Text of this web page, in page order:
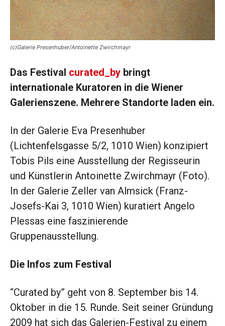
(c)Galerie Presenhuber/Antoinette Zwirchmayr
Das Festival curated_by bringt
internationale Kuratoren in die Wiener
Galerienszene. Mehrere Standorte laden ein.
In der Galerie Eva Presenhuber
(Lichtenfelsgasse 5/2, 1010 Wien) konzipiert
Tobis Pils eine Ausstellung der Regisseurin
und Künstlerin Antoinette Zwirchmayr (Foto).
In der Galerie Zeller van Almsick (Franz-
Josefs-Kai 3, 1010 Wien) kuratiert Angelo
Plessas eine faszinierende
Gruppenausstellung.
Die Infos zum Festival
“Curated by” geht von 8. September bis 14.
Oktober in die 15. Runde. Seit seiner Gründung
2009 hat sich das Galerien-Festival zu einem